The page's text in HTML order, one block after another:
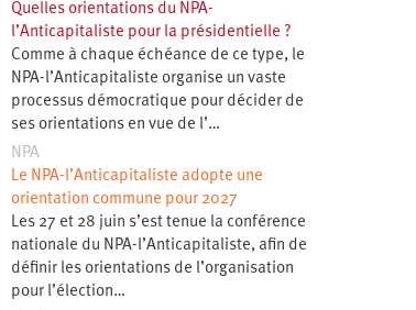
Quelles orientations du NPA-
l’Anticapitaliste pour la présidentielle ?
Comme à chaque échéance de ce type, le
NPA-l’Anticapitaliste organise un vaste
processus démocratique pour décider de
ses orientations en vue de l’…
NPA
Le NPA-l’Anticapitaliste adopte une
orientation commune pour 2027
Les 27 et 28 juin s’est tenue la conférence
nationale du NPA-l’Anticapitaliste, afin de
définir les orientations de l’organisation
pour l’élection…